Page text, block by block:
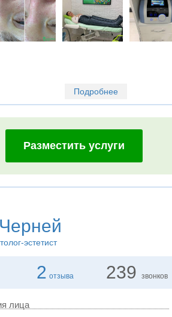
Подробнее
Разместить услуги
эстетист
2 отзыва 239 звонков
лица